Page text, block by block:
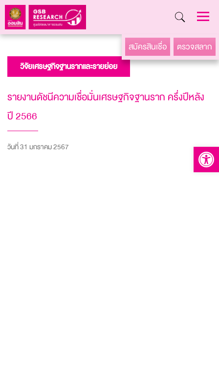
Open
สมัครสินเชื่อ ตรวจสลาก
Skip
วิจัยเศรษฐกิจฐานรากและรายย่อย
รายงานดัชนีความเชื่อมั่นเศรษฐกิจฐานราก ครึ่งปีหลัง
ปี 2566
วันที่ 31 มกราคม 2567